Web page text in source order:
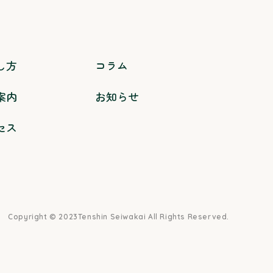
方
内
ス
コラム
お知らせ
Copyright © 2023Tenshin Seiwakai All Rights Reserved.